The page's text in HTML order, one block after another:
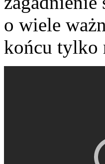
o wiele
końcu tylko